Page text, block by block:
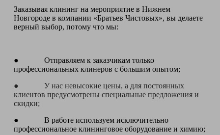
Заказывая клининг на мероприятие в Нижнем
Новгороде в компании «Братьев Чистовых», вы делаете
верный выбор, потому что мы:
● Отправляем к заказчикам только
профессиональных клинеров с большим опытом;
● У нас невысокие цены, а для постоянных
клиентов предусмотрены специальные предложения и
скидки;
● В работе используем исключительно
профессиональное клининговое оборудование и химию;